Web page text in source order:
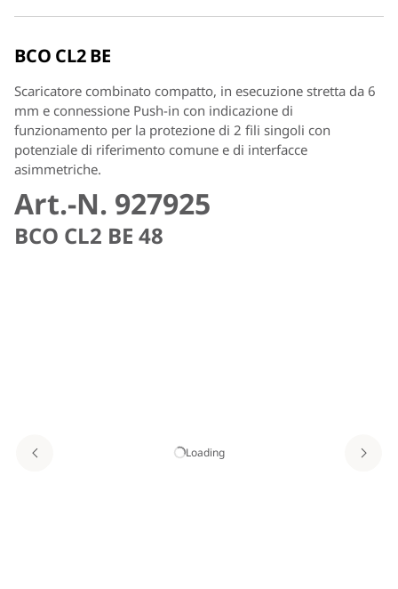
BCO CL2 BE
Scaricatore combinato compatto, in esecuzione stretta da 6
mm e connessione Push-in con indicazione di
funzionamento per la protezione di 2 fili singoli con
potenziale di riferimento comune e di interfacce
asimmetriche.
Art.-N. 927925
BCO CL2 BE 48
Loading